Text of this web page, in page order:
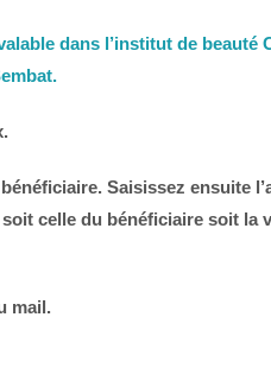
dans l’institut de beauté
Saisissez ensuite
celle du bénéficiaire soit la
mail.